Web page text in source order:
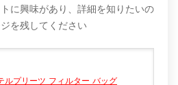
に興味があり、詳細を知りたいの
を残してください
ルプリーツ フィルター バッグ